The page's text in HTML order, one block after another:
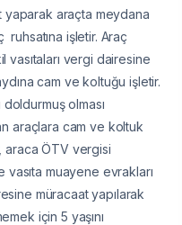
yaparak araçta meydana
ruhsatına işletir. Araç
vasıtaları vergi dairesine
cam ve koltuğu işletir.
doldurmuş olması
araçlara cam ve koltuk
araca ÖTV vergisi
muayene evrakları
müracaat yapılarak
için 5 yaşını